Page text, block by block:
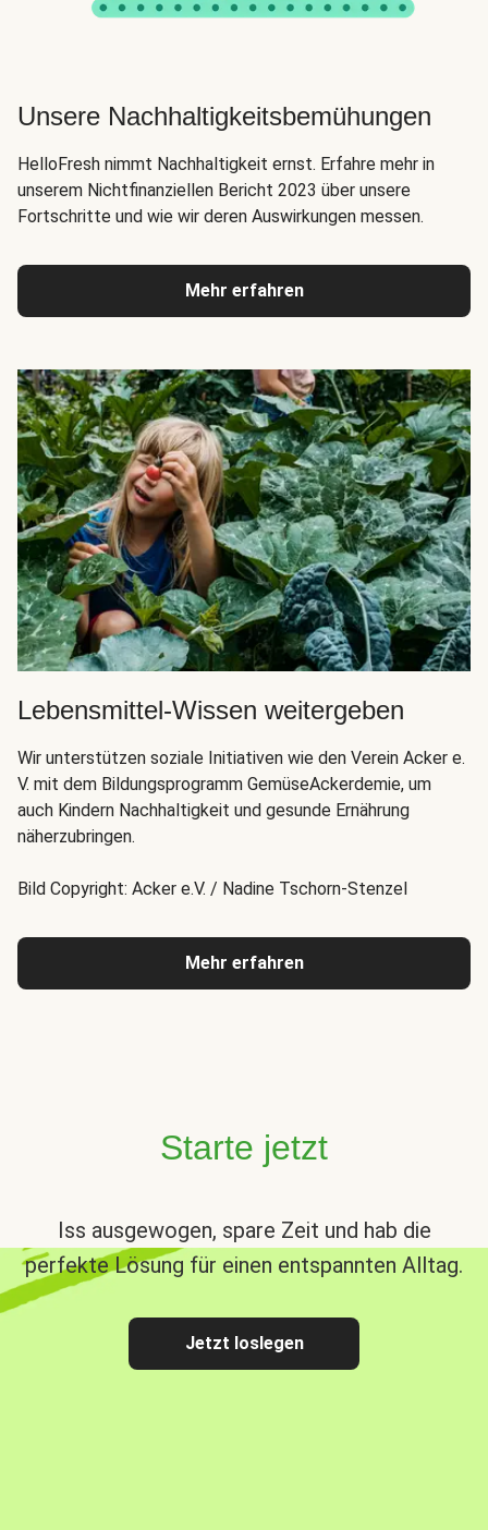
Unsere Nachhaltigkeitsbemühungen
HelloFresh nimmt Nachhaltigkeit ernst. Erfahre mehr in
unserem Nichtfinanziellen Bericht 2023 über unsere
Fortschritte und wie wir deren Auswirkungen messen.
Mehr erfahren
Lebensmittel-Wissen weitergeben
Wir unterstützen soziale Initiativen wie den Verein Acker e.
V. mit dem Bildungsprogramm GemüseAckerdemie, um
auch Kindern Nachhaltigkeit und gesunde Ernährung
näherzubringen.
Bild Copyright: Acker e.V. / Nadine Tschorn-Stenzel
Mehr erfahren
Starte jetzt
Iss ausgewogen, spare Zeit und hab die
perfekte Lösung für einen entspannten Alltag.
Jetzt loslegen